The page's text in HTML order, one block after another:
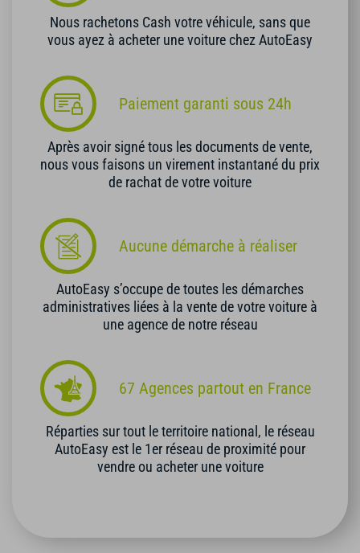
Nous rachetons Cash votre véhicule, sans que
vous ayez à acheter une voiture chez AutoEasy
Paiement garanti sous 24h
Après avoir signé tous les documents de vente,
nous vous faisons un virement instantané du prix
de rachat de votre voiture
Aucune démarche à réaliser
AutoEasy s’occupe de toutes les démarches
administratives liées à la vente de votre voiture à
une agence de notre réseau
67 Agences partout en France
Réparties sur tout le territoire national, le réseau
AutoEasy est le 1er réseau de proximité pour
vendre ou acheter une voiture